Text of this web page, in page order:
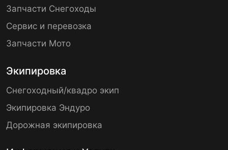
Запчасти Снегоходы
Сервис и перевозка
Запчасти Мото
Экипировка
Снегоходный/квадро экип
Экипировка Эндуро
Дорожная экипировка